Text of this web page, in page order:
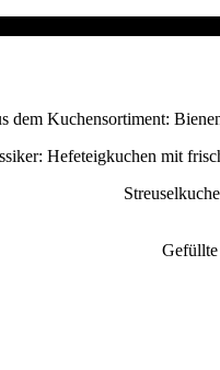
dem Kuchensortiment:
Hefeteigkuchen mit
Gefüllte